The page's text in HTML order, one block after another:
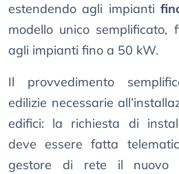
estendendo agli impianti
modello unico
agli impianti fino a 50 kW.
Il provvedimento
edilizie necessarie
edifici: la richiesta di
deve essere fatta
gestore di rete il nuovo